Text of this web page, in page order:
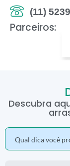
(11)
Parceiros:
Descubra